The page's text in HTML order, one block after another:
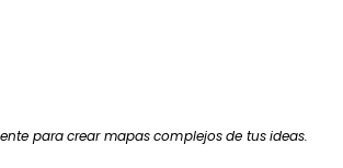
para crear mapas complejos de tus ideas.